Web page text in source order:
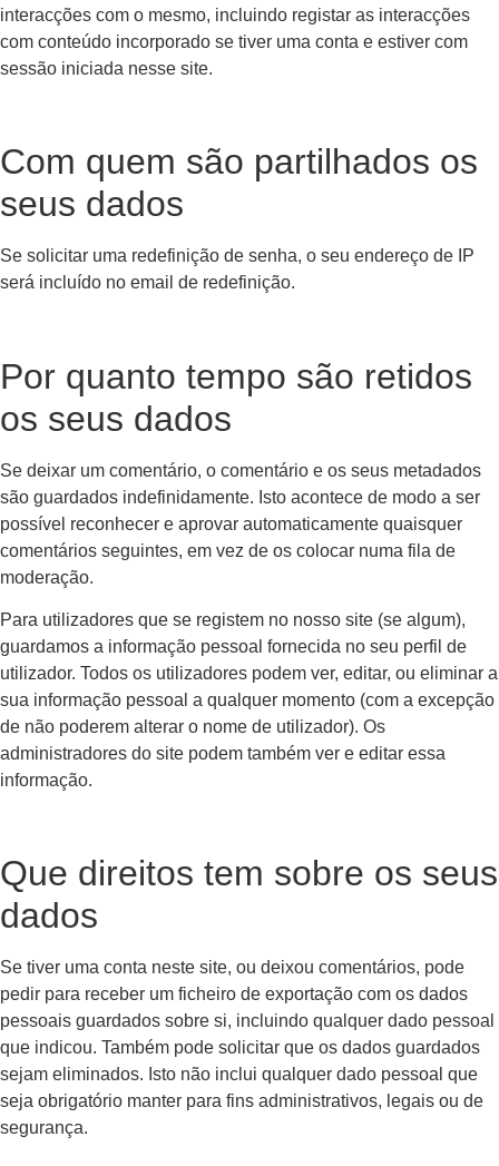
interacções com o mesmo, incluindo registar as interacções
com conteúdo incorporado se tiver uma conta e estiver com
sessão iniciada nesse site.
Com quem são partilhados os
seus dados
Se solicitar uma redefinição de senha, o seu endereço de IP
será incluído no email de redefinição.
Por quanto tempo são retidos
os seus dados
Se deixar um comentário, o comentário e os seus metadados
são guardados indefinidamente. Isto acontece de modo a ser
possível reconhecer e aprovar automaticamente quaisquer
comentários seguintes, em vez de os colocar numa fila de
moderação.
Para utilizadores que se registem no nosso site (se algum),
guardamos a informação pessoal fornecida no seu perfil de
utilizador. Todos os utilizadores podem ver, editar, ou eliminar a
sua informação pessoal a qualquer momento (com a excepção
de não poderem alterar o nome de utilizador). Os
administradores do site podem também ver e editar essa
informação.
Que direitos tem sobre os seus
dados
Se tiver uma conta neste site, ou deixou comentários, pode
pedir para receber um ficheiro de exportação com os dados
pessoais guardados sobre si, incluindo qualquer dado pessoal
que indicou. Também pode solicitar que os dados guardados
sejam eliminados. Isto não inclui qualquer dado pessoal que
seja obrigatório manter para fins administrativos, legais ou de
segurança.